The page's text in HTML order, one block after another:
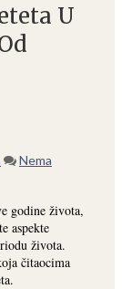
U
Nema
godine života,
aspekte
života.
čitaocima